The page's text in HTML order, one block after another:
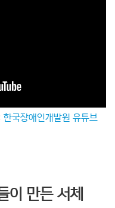
한국장애인개발원 유튜브
이 만든 서체